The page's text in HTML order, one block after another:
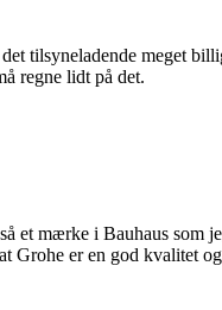
tilsyneladende meget
regne lidt på det.
mærke i Bauhaus som
Grohe er en god kvalitet